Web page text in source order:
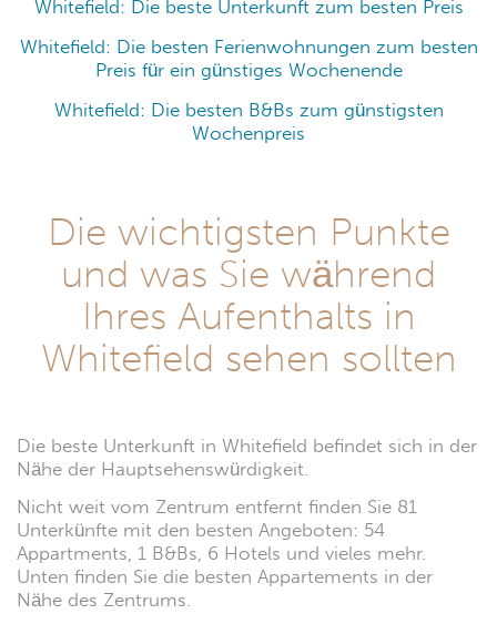
Whitefield: Die beste Unterkunft zum besten Preis
Whitefield: Die besten Ferienwohnungen zum besten
Preis für ein günstiges Wochenende
Whitefield: Die besten B&Bs zum günstigsten
Wochenpreis
Die wichtigsten Punkte
und was Sie während
Ihres Aufenthalts in
Whitefield sehen sollten
Die beste Unterkunft in Whitefield befindet sich in der
Nähe der Hauptsehenswürdigkeit.
Nicht weit vom Zentrum entfernt finden Sie 81
Unterkünfte mit den besten Angeboten: 54
Appartments, 1 B&Bs, 6 Hotels und vieles mehr.
Unten finden Sie die besten Appartements in der
Nähe des Zentrums.